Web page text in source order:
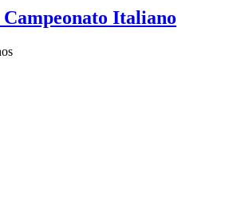
Italiano